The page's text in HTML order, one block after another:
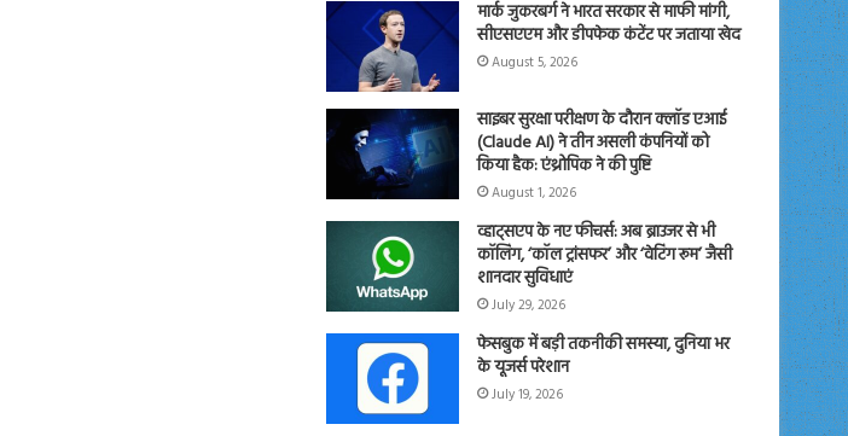
मार्क जुकरबर्ग ने भारत सरकार से माफी मांगी,
सीएसएएम और डीपफेक कंटेंट पर जताया खेद
August 5, 2026
साइबर सुरक्षा परीक्षण के दौरान क्लॉड एआई
(Claude AI) ने तीन असली कंपनियों को
किया हैक: एंथ्रोपिक ने की पुष्टि
August 1, 2026
व्हाट्सएप के नए फीचर्स: अब ब्राउजर से भी
कॉलिंग, ‘कॉल ट्रांसफर’ और ‘वेटिंग रूम’ जैसी
शानदार सुविधाएं
July 29, 2026
फेसबुक में बड़ी तकनीकी समस्या, दुनिया भर
के यूजर्स परेशान
July 19, 2026